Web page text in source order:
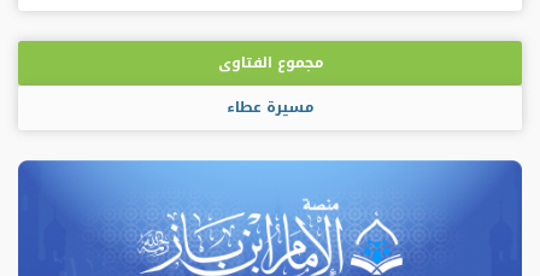
مجموع الفتاوى
مسيرة عطاء